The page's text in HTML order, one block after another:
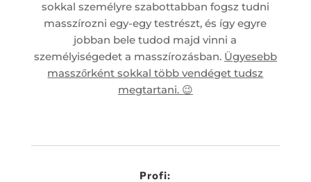
sokkal személyre szabottabban fogsz tudni
masszírozni egy-egy testrészt, és így egyre
jobban bele tudod majd vinni a
személyiségedet a masszírozásban. Ügyesebb
masszőrként sokkal több vendéget tudsz
megtartani. 😉
Profi: